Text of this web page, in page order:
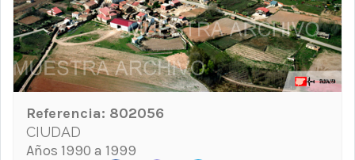
Referencia: 802056
CIUDAD
Años 1990 a 1999